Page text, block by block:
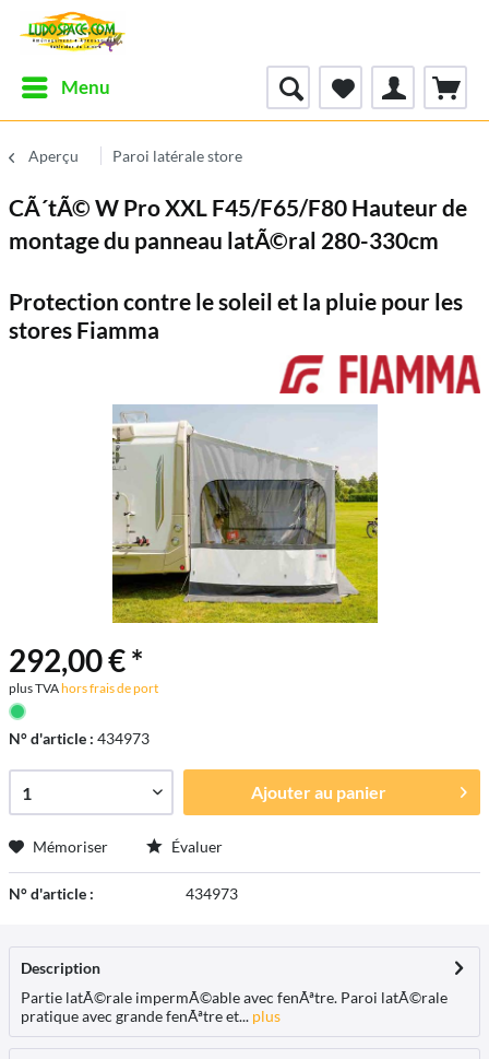
Menu
Aperçu Paroi latérale store
CÃ´tÃ© W Pro XXL F45/F65/F80 Hauteur de
montage du panneau latÃ©ral 280-330cm
Protection contre le soleil et la pluie pour les
stores Fiamma
292,00 € *
plus TVAhors frais de port
N° d'article : 434973
Ajouter au panier
Mémoriser Évaluer
N° d'article : 434973
Description
Partie latÃ©rale impermÃ©able avec fenÃªtre. Paroi latÃ©rale
pratique avec grande fenÃªtre et... plus